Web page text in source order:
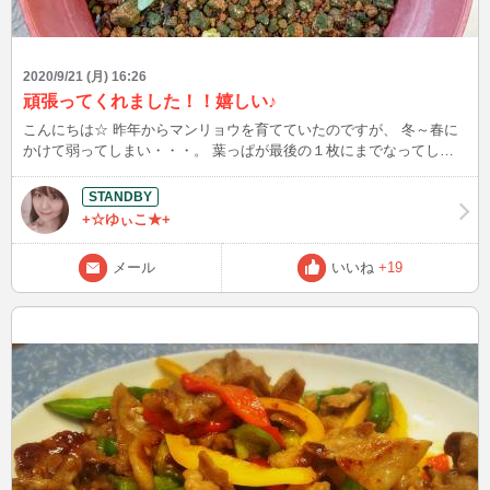
2020/9/21 (月) 16:26
頑張ってくれました！！嬉しい♪
こんにちは☆ 昨年からマンリョウを育てていたのですが、 冬～春に
かけて弱ってしまい・・・。 葉っぱが最後の１枚にまでなってしま
が、1枚でも生きてくれているので 諦めずに過保護にして育て続けま
した。 おぉ？？あれ？元気になって来たかな？？ コロナで自宅待機
になり、より過保護に育てることが出来たからかな？( ;∀;) 今日つい
に葉っぱが5枚に！！ 嬉しい(*^^)v今年は嫌な事ばっかりな1年だと思
っていましたが 小さな幸せに気付ける1年だと感じました。
+☆ゆぃこ★+
メール いいね +19